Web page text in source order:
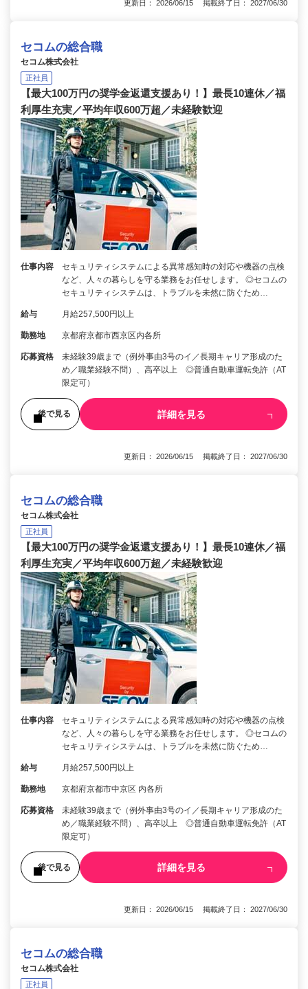
更新日： 2026/06/15 掲載終了日： 2027/06/30
セコムの総合職
セコム株式会社
正社員
【最大100万円の奨学金返還支援あり！】最長10連休／福
利厚生充実／平均年収600万超／未経験歓迎
仕事内容
セキュリティシステムによる異常感知時の対応や機器の点検
など、人々の暮らしを守る業務をお任せします。 ◎セコムの
セキュリティシステムは、トラブルを未然に防ぐため…
給与 月給257,500円以上
勤務地 京都府京都市西京区内各所
応募資格
未経験39歳まで（例外事由3号のイ／長期キャリア形成のた
め／職業経験不問）、高卒以上 ◎普通自動車運転免許（AT
限定可）
後で見る 詳細を見る
更新日： 2026/06/15 掲載終了日： 2027/06/30
セコムの総合職
セコム株式会社
正社員
【最大100万円の奨学金返還支援あり！】最長10連休／福
利厚生充実／平均年収600万超／未経験歓迎
仕事内容
セキュリティシステムによる異常感知時の対応や機器の点検
など、人々の暮らしを守る業務をお任せします。 ◎セコムの
セキュリティシステムは、トラブルを未然に防ぐため…
給与 月給257,500円以上
勤務地 京都府京都市中京区 内各所
応募資格
未経験39歳まで（例外事由3号のイ／長期キャリア形成のた
め／職業経験不問）、高卒以上 ◎普通自動車運転免許（AT
限定可）
後で見る 詳細を見る
更新日： 2026/06/15 掲載終了日： 2027/06/30
セコムの総合職
セコム株式会社
正社員